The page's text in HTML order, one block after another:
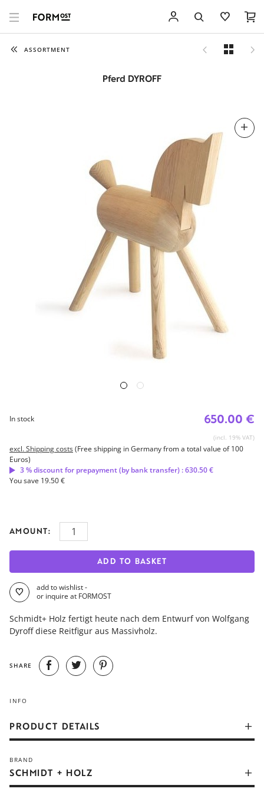
ASSORTMENT
Pferd DYROFF
650.00 €
(incl. 19% VAT)
In stock
excl. Shipping costs(Free shipping in Germany from a total value of 100
Euros)
3 % discount for prepayment (by bank transfer) : 630.50 €
You save 19.50 €
AMOUNT:
ADD TO BASKET
add to wishlist -
or inquire at FORMOST
Schmidt+ Holz fertigt heute nach dem Entwurf von Wolfgang
Dyroff diese Reitfigur aus Massivholz.
SHARE
INFO
PRODUCT DETAILS
Pferdestall" vom Formgestalter Wolfgang Dyroff.
Das Figuren Ensemble entwarf er 1948 als Student bei
BRAND
SCHMIDT + HOLZ